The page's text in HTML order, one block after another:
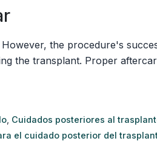
the procedure's
the transplant. Proper
Cuidados posteriores al
el cuidado posterior del